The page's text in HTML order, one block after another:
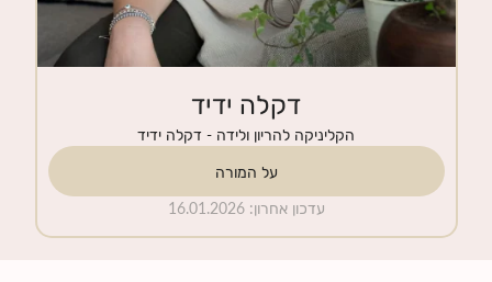
דקלה ידיד
הקליניקה להריון ולידה - דקלה ידיד
על המורה
עדכון אחרון:
16.01.2026